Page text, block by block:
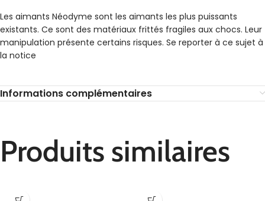
Les aimants Néodyme sont les aimants les plus puissants
existants. Ce sont des matériaux frittés fragiles aux chocs. Leur
manipulation présente certains risques. Se reporter à ce sujet à
la notice
Informations complémentaires
Produits similaires